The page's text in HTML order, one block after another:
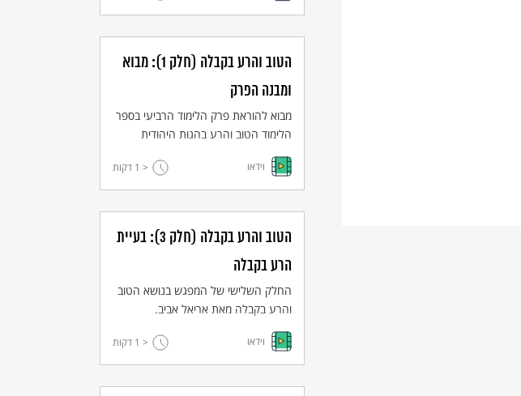
הטוב והרע בקבלה (חלק 1): מבוא
ומבנה הפרק
מבוא להוראת פרק הלימוד הרביעי בספר
הלימוד הטוב והרע בהגות היהודית
וידאו < 1 דקות
הטוב והרע בקבלה (חלק 3): בעיית
הרע בקבלה
החלק השלישי של המפגש בנושא הטוב
והרע בקבלה מאת אריאל אביב.
וידאו < 1 דקות